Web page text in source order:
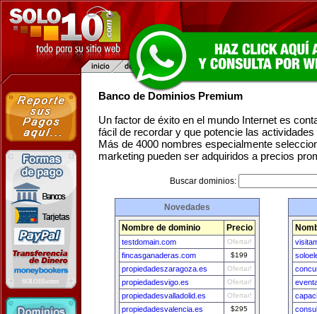
Banco de Dominios Premium
Un factor de éxito en el mundo Internet es
fácil de recordar y que potencie las
Más de 4000 nombres especialmente
marketing pueden ser adquiridos a precios
Buscar dominios:
Novedades
Nombre de dominio Precio
testdomain.com Ofertar!
fincasganaderas.com $199
propiedadeszaragoza.es Ofertar!
propiedadesvigo.es Ofertar!
propiedadesvalladolid.es Ofertar!
propiedadesvalencia.es $295